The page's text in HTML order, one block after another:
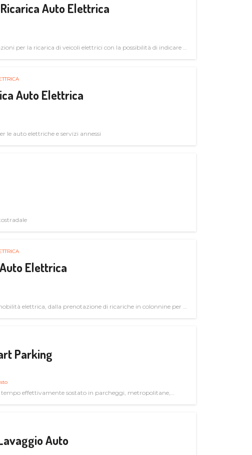
Auto Elettrica
per la ricarica di veicoli elettrici con la possibilità di indicare le
Auto Elettrica
le auto elettriche e servizi annessi
Elettrica
elettrica, dalla prenotazione di ricariche in colonnine per il
Parking
effettivamente sostato in parcheggi, metropolitane,
Auto